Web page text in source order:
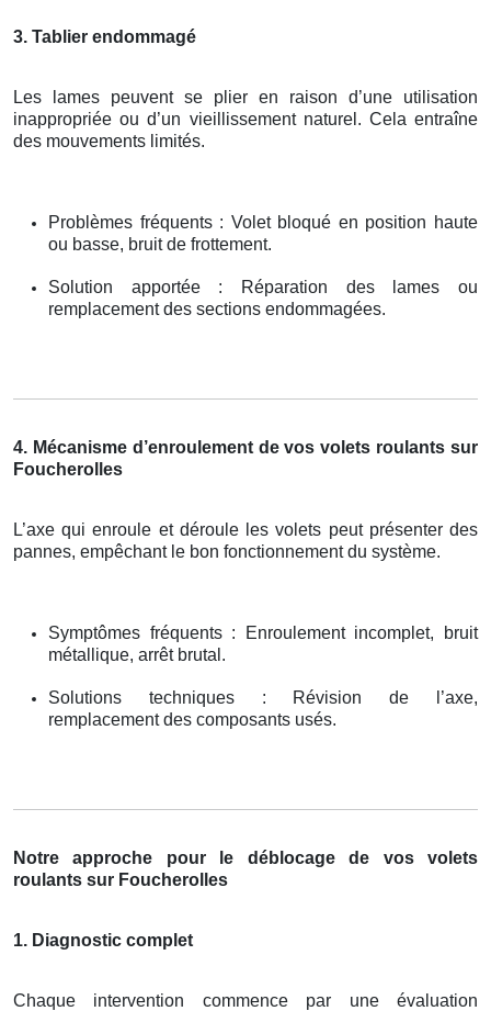
3. Tablier endommagé
Les lames peuvent se plier en raison d’une utilisation
inappropriée ou d’un vieillissement naturel. Cela entraîne
des mouvements limités.
Problèmes fréquents : Volet bloqué en position haute
ou basse, bruit de frottement.
Solution apportée : Réparation des lames ou
remplacement des sections endommagées.
4. Mécanisme d’enroulement de vos volets roulants sur
Foucherolles
L’axe qui enroule et déroule les volets peut présenter des
pannes, empêchant le bon fonctionnement du système.
Symptômes fréquents : Enroulement incomplet, bruit
métallique, arrêt brutal.
Solutions techniques : Révision de l’axe,
remplacement des composants usés.
Notre approche pour le déblocage de vos volets
roulants sur Foucherolles
1. Diagnostic complet
Chaque intervention commence par une évaluation